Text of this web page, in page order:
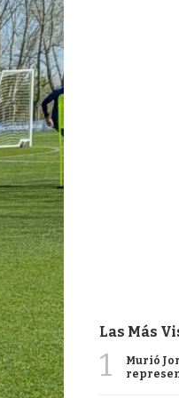
Las Más
1
Murió